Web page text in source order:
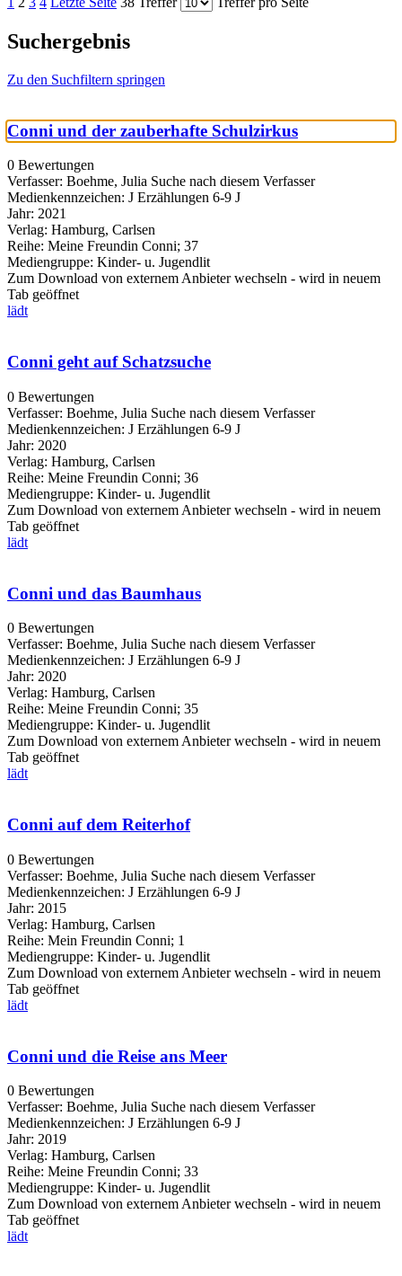
Suchergebnis
Zu den Suchfiltern springen
Conni und der zauberhafte Schulzirkus
0 Bewertungen
Verfasser: Boehme, Julia Suche nach diesem Verfasser
Medienkennzeichen: J Erzählungen 6-9 J
Jahr: 2021
Verlag: Hamburg, Carlsen
Reihe: Meine Freundin Conni; 37
Mediengruppe: Kinder- u. Jugendlit
Zum Download von externem Anbieter wechseln - wird in neuem
Tab geöffnet
lädt
Conni geht auf Schatzsuche
0 Bewertungen
Verfasser: Boehme, Julia Suche nach diesem Verfasser
Medienkennzeichen: J Erzählungen 6-9 J
Jahr: 2020
Verlag: Hamburg, Carlsen
Reihe: Meine Freundin Conni; 36
Mediengruppe: Kinder- u. Jugendlit
Zum Download von externem Anbieter wechseln - wird in neuem
Tab geöffnet
lädt
Conni und das Baumhaus
0 Bewertungen
Verfasser: Boehme, Julia Suche nach diesem Verfasser
Medienkennzeichen: J Erzählungen 6-9 J
Jahr: 2020
Verlag: Hamburg, Carlsen
Reihe: Meine Freundin Conni; 35
Mediengruppe: Kinder- u. Jugendlit
Zum Download von externem Anbieter wechseln - wird in neuem
Tab geöffnet
lädt
Conni auf dem Reiterhof
0 Bewertungen
Verfasser: Boehme, Julia Suche nach diesem Verfasser
Medienkennzeichen: J Erzählungen 6-9 J
Jahr: 2015
Verlag: Hamburg, Carlsen
Reihe: Mein Freundin Conni; 1
Mediengruppe: Kinder- u. Jugendlit
Zum Download von externem Anbieter wechseln - wird in neuem
Tab geöffnet
lädt
Conni und die Reise ans Meer
0 Bewertungen
Verfasser: Boehme, Julia Suche nach diesem Verfasser
Medienkennzeichen: J Erzählungen 6-9 J
Jahr: 2019
Verlag: Hamburg, Carlsen
Reihe: Meine Freundin Conni; 33
Mediengruppe: Kinder- u. Jugendlit
Zum Download von externem Anbieter wechseln - wird in neuem
Tab geöffnet
lädt